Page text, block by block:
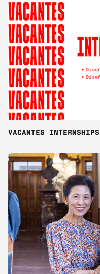
VACANTES